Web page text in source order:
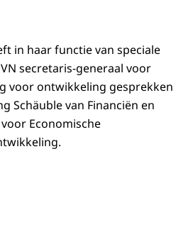
in haar functie van speciale
secretaris-generaal voor
voor ontwikkeling gesprekken
Schäublevan Financiën en
voor Economische